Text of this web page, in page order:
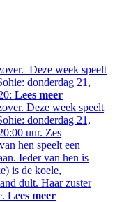
Deze week speelt
donderdag 21,
Lees meer
Deze week speelt
donderdag 21,
uur. Zes
hen speelt een
Ieder van hen is
is de koele,
dult. Haar zuster
Lees meer